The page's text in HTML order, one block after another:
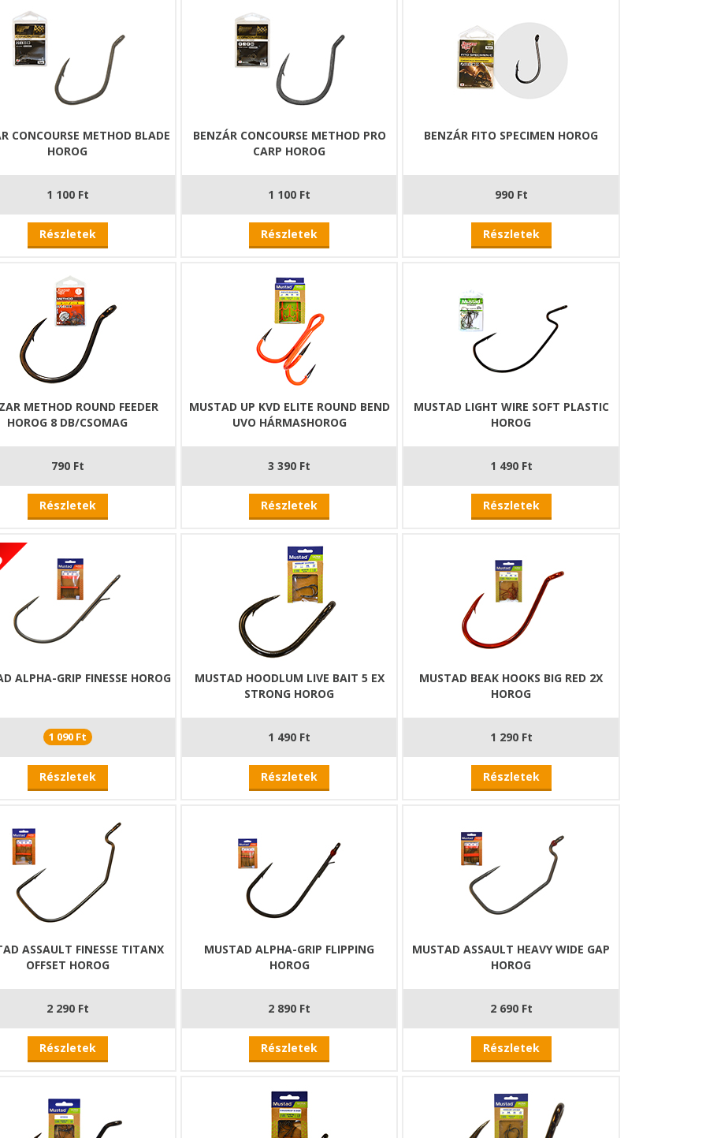
CONCOURSE METHOD BLADE
HOROG
1 100 Ft
Részletek
BENZÁR CONCOURSE METHOD PRO
CARP HOROG
1 100 Ft
Részletek
BENZÁR FITO SPECIMEN HOROG
990 Ft
Részletek
METHOD ROUND FEEDER
HOROG 8 DB/CSOMAG
790 Ft
Részletek
MUSTAD UP KVD ELITE ROUND BEND
UVO HÁRMASHOROG
3 390 Ft
Részletek
MUSTAD LIGHT WIRE SOFT PLASTIC
HOROG
1 490 Ft
Részletek
ALPHA-GRIP FINESSE HOROG
1 090 Ft
Részletek
MUSTAD HOODLUM LIVE BAIT 5 EX
STRONG HOROG
1 490 Ft
Részletek
MUSTAD BEAK HOOKS BIG RED 2X
HOROG
1 290 Ft
Részletek
ASSAULT FINESSE TITANX
OFFSET HOROG
2 290 Ft
Részletek
MUSTAD ALPHA-GRIP FLIPPING
HOROG
2 890 Ft
Részletek
MUSTAD ASSAULT HEAVY WIDE GAP
HOROG
2 690 Ft
Részletek